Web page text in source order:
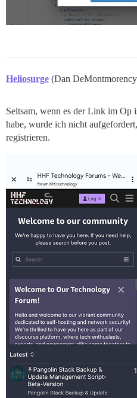
Heliosurge (Dan
Seltsam, wenn es der Link im Op
habe, wurde ich nicht
registrieren.